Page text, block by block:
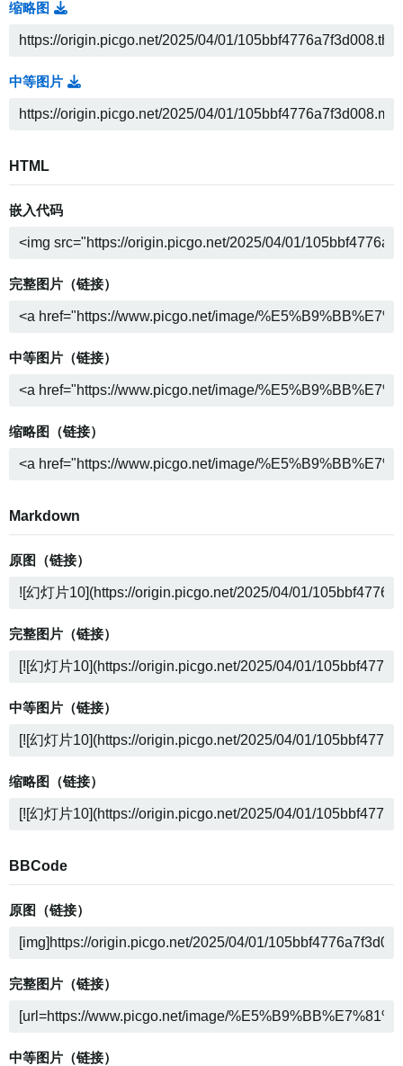
缩略图
中等图片
HTML
嵌入代码
完整图片（链接）
中等图片（链接）
缩略图（链接）
Markdown
原图（链接）
完整图片（链接）
中等图片（链接）
缩略图（链接）
BBCode
原图（链接）
完整图片（链接）
中等图片（链接）